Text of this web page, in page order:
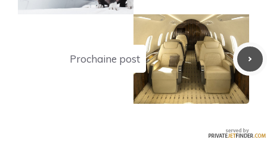
Prochaine post